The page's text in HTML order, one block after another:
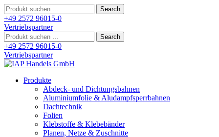
Search
for:
+49 2572 96015-0
Vertriebspartner
Search
for:
+49 2572 96015-0
Vertriebspartner
Produkte
Abdeck- und Dichtungsbahnen
Aluminiumfolie & Aludampfsperrbahnen
Dachtechnik
Folien
Klebstoffe & Klebebänder
Planen, Netze & Zuschnitte